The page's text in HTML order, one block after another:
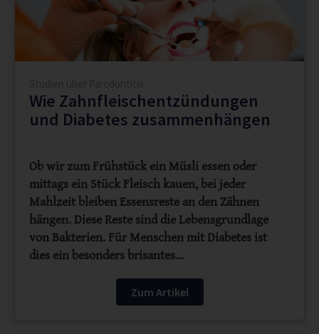
Wie Zahnfleischentzündungen
und Diabetes zusammenhängen
Ob wir zum Frühstück ein Müsli essen oder
mittags ein Stück Fleisch kauen, bei jeder
Mahlzeit bleiben Essensreste an den Zähnen
hängen. Diese Reste sind die Lebensgrundlage
von Bakterien. Für Menschen mit Diabetes ist
dies ein besonders brisantes…
Zum Artikel